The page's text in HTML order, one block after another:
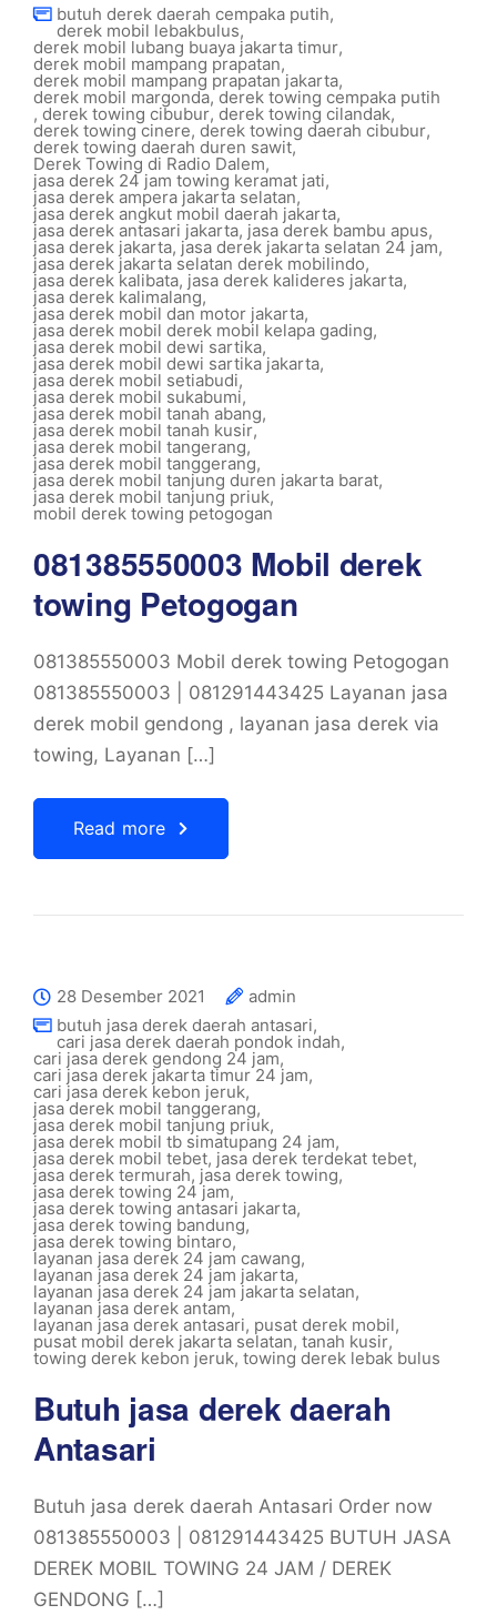
butuh derek daerah cempaka putih,
derek mobil lebakbulus,
derek mobil lubang buaya jakarta timur,
derek mobil mampang prapatan,
derek mobil mampang prapatan jakarta,
derek mobil margonda,derek towing cempaka putih
, derek towing cibubur, derek towing cilandak,
derek towing cinere, derek towing daerah cibubur,
derek towing daerah duren sawit,
Derek Towing di Radio Dalem,
jasa derek 24 jam towing keramat jati,
jasa derek ampera jakarta selatan,
jasa derek angkut mobil daerah jakarta,
jasa derek antasari jakarta, jasa derek bambu apus,
jasa derek jakarta, jasa derek jakarta selatan 24 jam,
jasa derek jakarta selatan derek mobilindo,
jasa derek kalibata, jasa derek kalideres jakarta,
jasa derek kalimalang,
jasa derek mobil dan motor jakarta,
jasa derek mobil derek mobil kelapa gading,
jasa derek mobil dewi sartika,
jasa derek mobil dewi sartika jakarta,
jasa derek mobil setiabudi,
jasa derek mobil sukabumi,
jasa derek mobil tanah abang,
jasa derek mobil tanah kusir,
jasa derek mobil tangerang,
jasa derek mobil tanggerang,
jasa derek mobil tanjung duren jakarta barat,
jasa derek mobil tanjung priuk,
mobil derek towing petogogan
081385550003 Mobil derek
towing Petogogan
081385550003 Mobil derek towing Petogogan
081385550003 | 081291443425 Layanan jasa
derek mobil gendong , layanan jasa derek via
towing, Layanan […]
Read more
28 Desember 2021
admin
butuh jasa derek daerah antasari,
cari jasa derek daerah pondok indah,
cari jasa derek gendong 24 jam,
cari jasa derek jakarta timur 24 jam,
cari jasa derek kebon jeruk,
jasa derek mobil tanggerang,
jasa derek mobil tanjung priuk,
jasa derek mobil tb simatupang 24 jam,
jasa derek mobil tebet, jasa derek terdekat tebet,
jasa derek termurah, jasa derek towing,
jasa derek towing 24 jam,
jasa derek towing antasari jakarta,
jasa derek towing bandung,
jasa derek towing bintaro,
layanan jasa derek 24 jam cawang,
layanan jasa derek 24 jam jakarta,
layanan jasa derek 24 jam jakarta selatan,
layanan jasa derek antam,
layanan jasa derek antasari, pusat derek mobil,
pusat mobil derek jakarta selatan, tanah kusir,
towing derek kebon jeruk, towing derek lebak bulus
Butuh jasa derek daerah
Antasari
Butuh jasa derek daerah Antasari Order now
081385550003 | 081291443425 BUTUH JASA
DEREK MOBIL TOWING 24 JAM / DEREK
GENDONG […]